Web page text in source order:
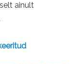
ainult